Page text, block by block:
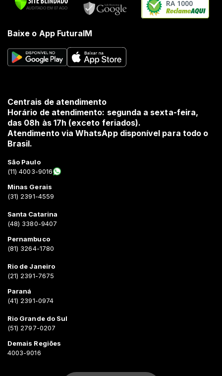
RA 1000
Baixe o App FuturaIM
Centrais de atendimento
Horário de atendimento: segunda a sexta-feira,
das 08h às 17h (exceto feriados).
Atendimento via WhatsApp disponível para todo o
Brasil.
São Paulo
(11) 4003-9016
Minas Gerais
(31) 2391-4559
Santa Catarina
(48) 3380-9407
Pernambuco
(81) 3264-1780
Rio de Janeiro
(21) 2391-7675
Paraná
(41) 2391-0974
Rio Grande do Sul
(51) 2797-0207
Demais Regiões
4003-9016